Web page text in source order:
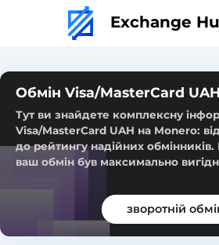
Exchange
Обмін Visa/MasterCard
Тут ви знайдете комплексну
Visa/MasterCard UAH на Monero:
до рейтингу надійних
ваш обмін був максимально
зворотній